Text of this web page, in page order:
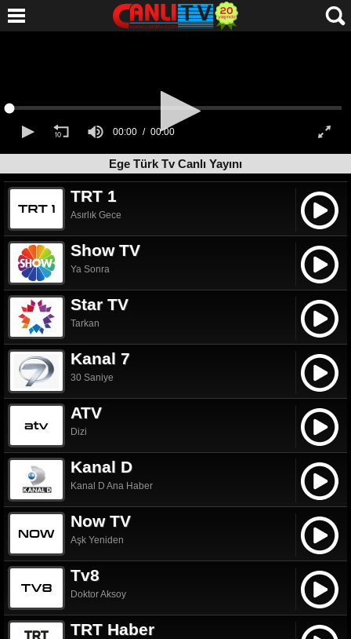
Ege Türk Tv Canlı Yayını
TRT 1
Asırlık Gece
Show TV
Ya Sonra
Star TV
Tarkan
Kanal 7
30 Saniye
ATV
Dizi
Kanal D
Kanal D Ana Haber
Now TV
Aşk Yeniden
Tv8
Doktor Aksoy
TRT Haber